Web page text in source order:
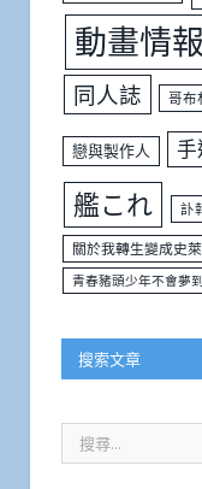
動畫情報
同人誌 哥布
戀與製作人 手
艦これ 訃
關於我轉生變成史
青春豬頭少年不會夢
搜索文章